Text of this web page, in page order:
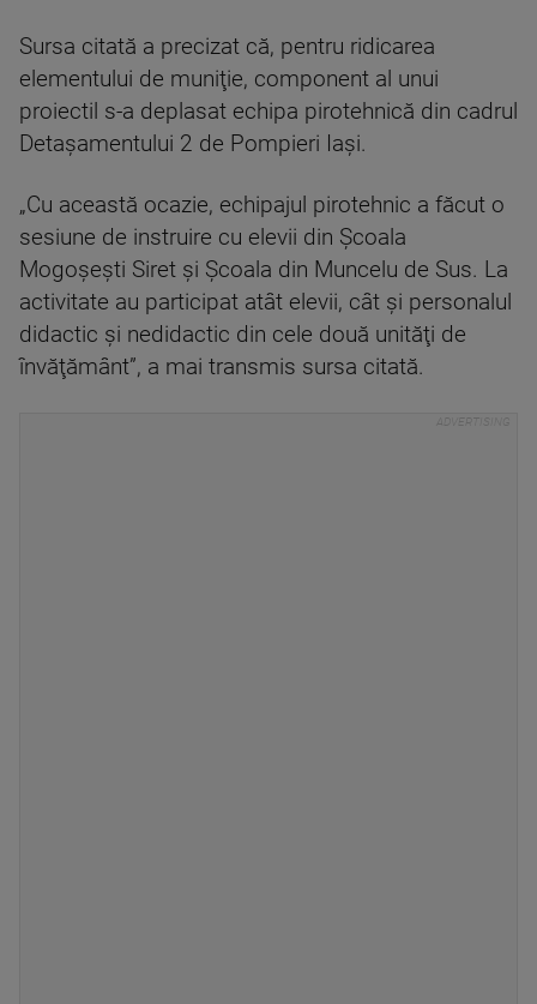
Sursa citată a precizat că, pentru ridicarea
elementului de muniţie, component al unui
proiectil s-a deplasat echipa pirotehnică din cadrul
Detaşamentului 2 de Pompieri Iaşi.
„Cu această ocazie, echipajul pirotehnic a făcut o
sesiune de instruire cu elevii din Şcoala
Mogoşeşti Siret şi Şcoala din Muncelu de Sus. La
activitate au participat atât elevii, cât şi personalul
didactic şi nedidactic din cele două unităţi de
învăţământ”, a mai transmis sursa citată.